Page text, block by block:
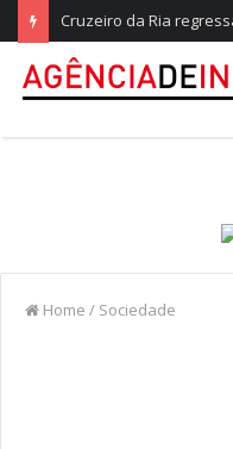
Home / Sociedade